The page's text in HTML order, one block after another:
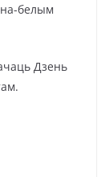
белым
Дзень